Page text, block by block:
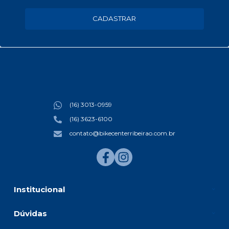
CADASTRAR
Institucional
Dúvidas
(16) 3013-0959
(16) 3623-6100
contato@bikecenterribeirao.com.br